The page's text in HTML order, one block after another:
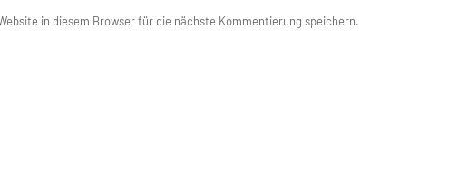
in diesem Browser für die nächste Kommentierung speichern.